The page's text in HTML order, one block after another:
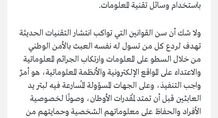
باستخدام وسائل تقنية المعلومات.
ولا شك أن سن القوانين التي تواكب انتشار التقنيات الحديثة
تهدف لردع كل من تسول له نفسه العبث بالأمن الوطني
من خلال السطو على المعلومات وارتكاب الجرائم المعلوماتية
والاعتداء على المواقع الإلكترونية والأنظمة المعلوماتية، هو أمرٌ
واجب التنفيذ، وعلى الجهات المسؤولة المُسارعة فيه لبتر يد
العابثين قبل أن تمتد لمُقدرات الأوطان، وصونًا لخصوصية
الأفراد والحفاظ على معلوماتهم الشخصية وحمايتهم من